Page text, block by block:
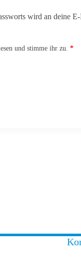
wird an deine
und stimme ihr zu. *